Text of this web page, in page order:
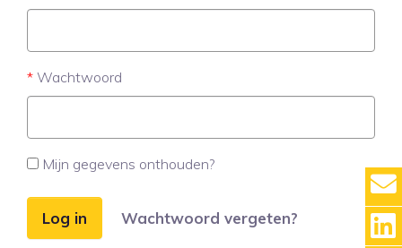
Wachtwoord
Mijn gegevens onthouden?
Log in Wachtwoord vergeten?